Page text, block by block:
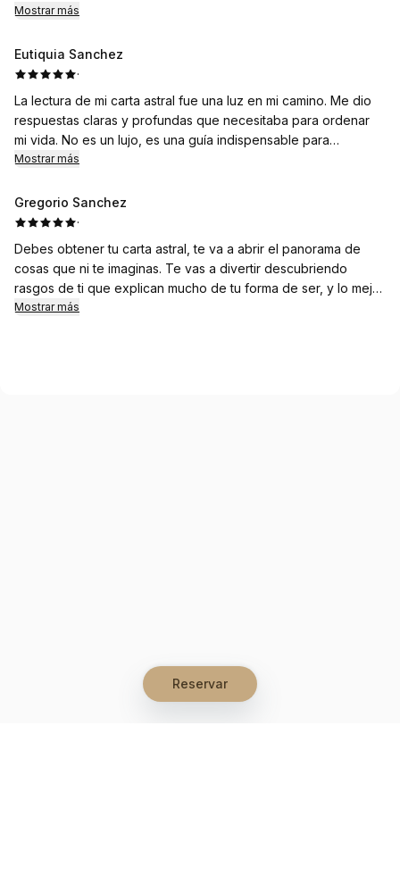
Reservar
de ligereza y con ganas de seguir explorando
Mostrar más
Eutiquia Sanchez
·
La lectura de mi carta astral fue una luz en mi camino. Me dio
respuestas claras y profundas que necesitaba para ordenar
mi vida. No es un lujo, es una guía indispensable para
entender quién soy y hacia dónde voy. Recomiendo
dirección.
Mostrar más
Gregorio Sanchez
·
Debes obtener tu carta astral, te va a abrir el panorama de
cosas que ni te imaginas. Te vas a divertir descubriendo
rasgos de ti que explican mucho de tu forma de ser, y lo mejor
es que te va a dar tranquilidad, como tener un mapa para no
Mostrar más